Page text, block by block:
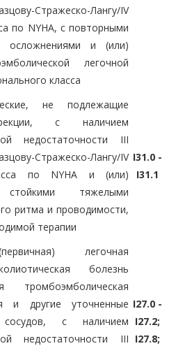
Стражеско-Лангу/IV
по NYHA, с повторными
осложнениями и (или)
легочной
класса
не подлежащие
с наличием
недостаточности III
Стражеско-Лангу/IV
по NYHA и (или)
стойкими тяжелыми
ритма и проводимости,
терапии
I31.0 -
I31.1
легочная
болезнь
тромбоэмболическая
и другие уточненные
с наличием
недостаточности III
I27.0 -
I27.2;
I27.8;